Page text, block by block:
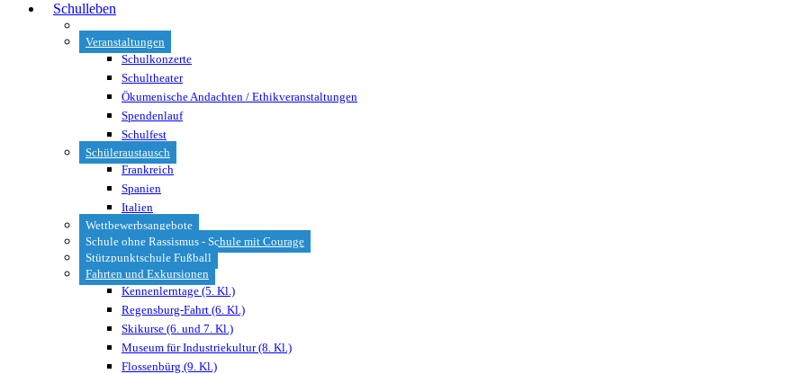
Schulleben
Veranstaltungen
Schulkonzerte
Schultheater
Ökumenische Andachten / Ethikveranstaltungen
Spendenlauf
Schulfest
Schüleraustausch
Frankreich
Spanien
Italien
Wettbewerbsangebote
Schule ohne Rassismus - Schule mit Courage
Stützpunktschule Fußball
Fahrten und Exkursionen
Kennenlerntage (5. Kl.)
Regensburg-Fahrt (6. Kl.)
Skikurse (6. und 7. Kl.)
Museum für Industriekultur (8. Kl.)
Flossenbürg (9. Kl.)